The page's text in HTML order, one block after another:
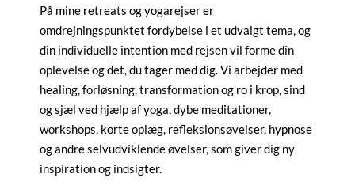
På mine retreats og yogarejser er
omdrejningspunktet fordybelse i et udvalgt tema, og
din individuelle intention med rejsen vil forme din
oplevelse og det, du tager med dig. Vi arbejder med
healing, forløsning, transformation og ro i krop, sind
og sjæl ved hjælp af yoga, dybe meditationer,
workshops, korte oplæg, refleksionsøvelser, hypnose
og andre selvudviklende øvelser, som giver dig ny
inspiration og indsigter.